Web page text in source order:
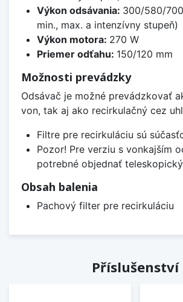
Výkon odsávania: 300/580/
min., max. a intenzívny stupeň)
Výkon motora: 270 W
Priemer odťahu: 150/120 mm
Možnosti prevádzky
Odsávač je možné prevádzkovať
von, tak aj ako recirkulačný cez
Filtre pre recirkuláciu sú
Pozor! Pre verziu s vonkajším
potrebné objednať
Obsah balenia
Pachový filter pre recirkuláciu
Příslušenství